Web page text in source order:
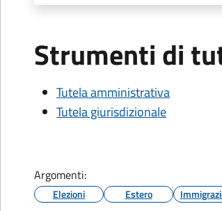
Strumenti di
Tutela amministrativa
Tutela giurisdizionale
Argomenti:
Elezioni Estero